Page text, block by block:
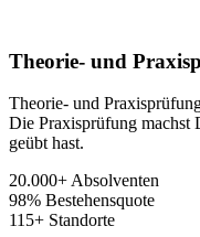
Theorie- und
Theorie- und
Die Praxisprüfung machst
geübt hast.
20.000+ Absolventen
98% Bestehensquote
115+ Standorte